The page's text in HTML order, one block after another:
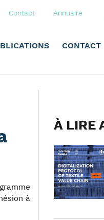
Contact Annuaire
CONTACT
à
À LIRE